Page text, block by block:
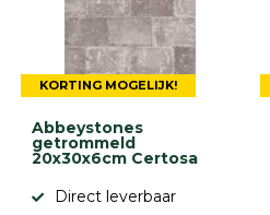
KORTING MOGELIJK!
Abbeystones
getrommeld
20x30x6cm Certosa
Direct leverbaar